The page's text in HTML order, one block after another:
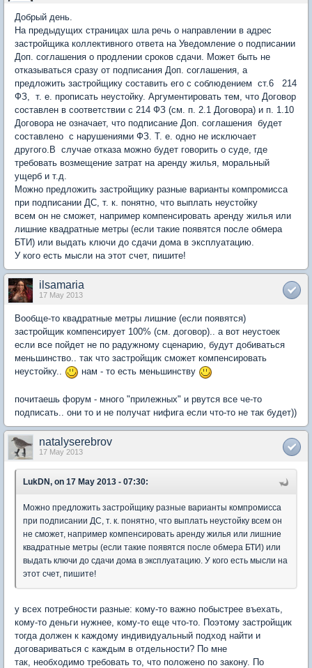
Добрый день.
На предыдущих страницах шла речь о направлении в адрес
застройщика коллективного ответа на Уведомление о подписании
Доп. соглашения о продлении сроков сдачи. Может быть не
отказываться сразу от подписания Доп. соглашения, а
предложить застройщику составить его с соблюдением ст.6 214
ФЗ, т. е. прописать неустойку. Аргументировать тем, что Договор
составлен в соответствии с 214 ФЗ (см. п. 2.1 Договора) и п. 1.10
Договора не означает, что подписание Доп. соглашения будет
составлено с нарушениями ФЗ. Т. е. одно не исключает
другого.В случае отказа можно будет говорить о суде, где
требовать возмещение затрат на аренду жилья, моральный
ущерб и т.д.
Можно предложить застройщику разные варианты компромисса
при подписании ДС, т. к. понятно, что выплать неустойку
всем он не сможет, например компенсировать аренду жилья или
лишние квадратные метры (если такие появятся после обмера
БТИ) или выдать ключи до сдачи дома в эксплуатацию.
У кого есть мысли на этот счет, пишите!
ilsamaria
17 May 2013
Вообще-то квадратные метры лишние (если появятся)
застройщик компенсирует 100% (см. договор).. а вот неустоек
если все пойдет не по радужному сценарию, будут добиваться
меньшинство.. так что застройщик сможет компенсировать
неустойку..
нам - то есть меньшинству
почитаешь форум - много "прилежных" и рвутся все че-то
подписать.. они то и не получат нифига если что-то не так будет))
natalyserebrov
17 May 2013
LukDN, on 17 May 2013 - 07:30:
Можно предложить застройщику разные варианты компромисса
при подписании ДС, т. к. понятно, что выплать неустойку всем он
не сможет, например компенсировать аренду жилья или лишние
квадратные метры (если такие появятся после обмера БТИ) или
выдать ключи до сдачи дома в эксплуатацию. У кого есть мысли на
этот счет, пишите!
у всех потребности разные: кому-то важно побыстрее въехать,
кому-то деньги нужнее, кому-то еще что-то. Поэтому застройщик
тогда должен к каждому индивидуальный подход найти и
договариваться с каждым в отдельности? По мне
так, необходимо требовать то, что положено по закону. По